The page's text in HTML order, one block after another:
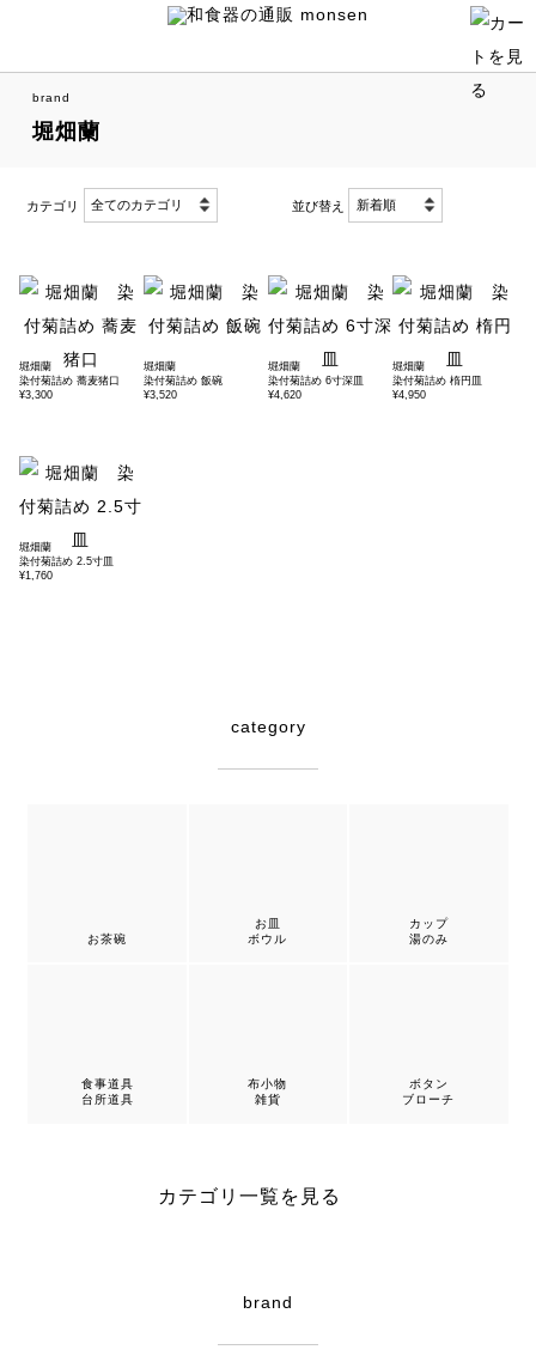
brand
堀畑蘭
カテゴリ 並び替え
堀畑蘭
染付菊詰め 蕎麦猪口
¥3,300
堀畑蘭
染付菊詰め 飯碗
¥3,520
堀畑蘭
染付菊詰め 6寸深皿
¥4,620
堀畑蘭
染付菊詰め 楕円皿
¥4,950
堀畑蘭
染付菊詰め 2.5寸皿
¥1,760
category
お茶碗
お皿
ボウル
カップ
湯のみ
食事道具
台所道具
布小物
雑貨
ボタン
ブローチ
カテゴリ一覧を見る
brand